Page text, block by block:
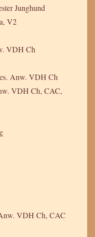
Junghund
V2
VDH Ch
Anw. VDH Ch
VDH Ch, CAC,
VDH Ch, CAC